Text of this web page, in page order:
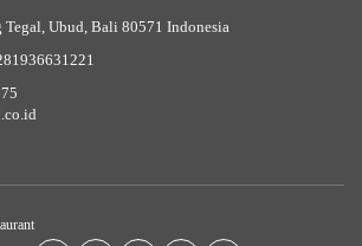
Tegal, Ubud, Bali 80571 Indonesia